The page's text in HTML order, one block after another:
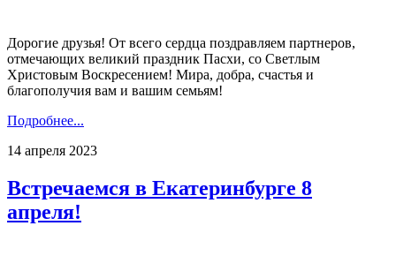
Дорогие друзья! От всего сердца поздравляем партнеров,
отмечающих великий праздник Пасхи, со Светлым
Христовым Воскресением! Мира, добра, счастья и
благополучия вам и вашим семьям!
Подробнее...
14 апреля 2023
Встречаемся в Екатеринбурге 8
апреля!